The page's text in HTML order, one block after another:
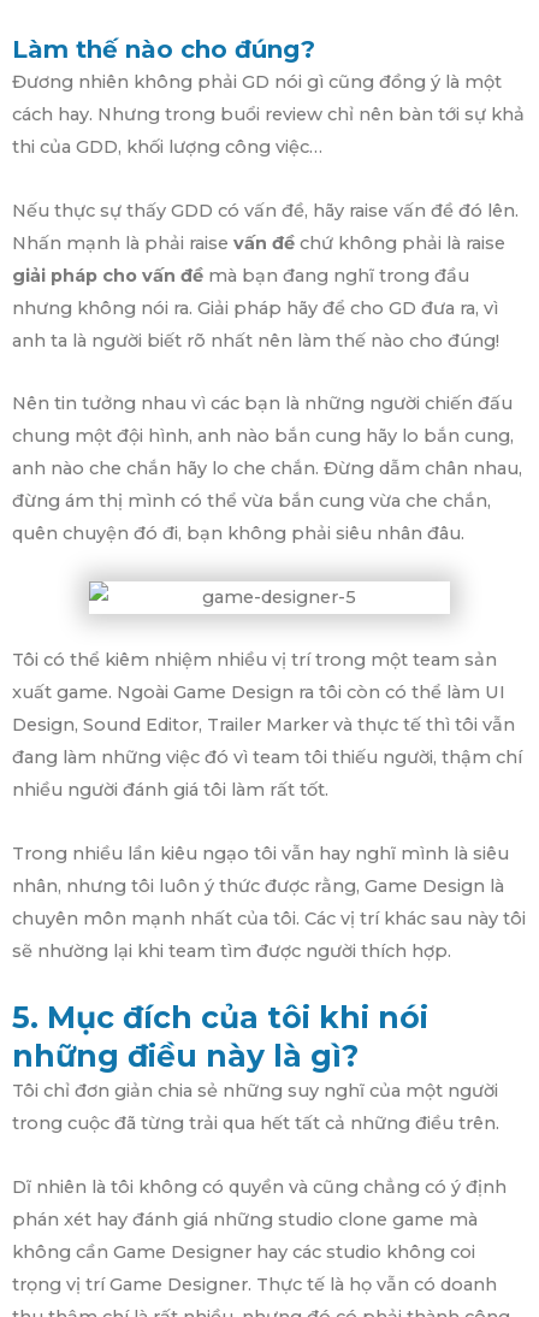
Làm thế nào cho đúng?
Đương nhiên không phải GD nói gì cũng đồng ý là một
cách hay. Nhưng trong buổi review chỉ nên bàn tới sự khả
thi của GDD, khối lượng công việc…
Nếu thực sự thấy GDD có vấn đề, hãy raise vấn đề đó lên.
Nhấn mạnh là phải raise vấn đề chứ không phải là raise
giải pháp cho vấn đề mà bạn đang nghĩ trong đầu
nhưng không nói ra. Giải pháp hãy để cho GD đưa ra, vì
anh ta là người biết rõ nhất nên làm thế nào cho đúng!
Nên tin tưởng nhau vì các bạn là những người chiến đấu
chung một đội hình, anh nào bắn cung hãy lo bắn cung,
anh nào che chắn hãy lo che chắn. Đừng dẫm chân nhau,
đừng ám thị mình có thể vừa bắn cung vừa che chắn,
quên chuyện đó đi, bạn không phải siêu nhân đâu.
Tôi có thể kiêm nhiệm nhiều vị trí trong một team sản
xuất game. Ngoài Game Design ra tôi còn có thể làm UI
Design, Sound Editor, Trailer Marker và thực tế thì tôi vẫn
đang làm những việc đó vì team tôi thiếu người, thậm chí
nhiều người đánh giá tôi làm rất tốt.
Trong nhiều lần kiêu ngạo tôi vẫn hay nghĩ mình là siêu
nhân, nhưng tôi luôn ý thức được rằng, Game Design là
chuyên môn mạnh nhất của tôi. Các vị trí khác sau này tôi
sẽ nhường lại khi team tìm được người thích hợp.
5. Mục đích của tôi khi nói
những điều này là gì?
Tôi chỉ đơn giản chia sẻ những suy nghĩ của một người
trong cuộc đã từng trải qua hết tất cả những điều trên.
Dĩ nhiên là tôi không có quyền và cũng chẳng có ý định
phán xét hay đánh giá những studio clone game mà
không cần Game Designer hay các studio không coi
trọng vị trí Game Designer. Thực tế là họ vẫn có doanh